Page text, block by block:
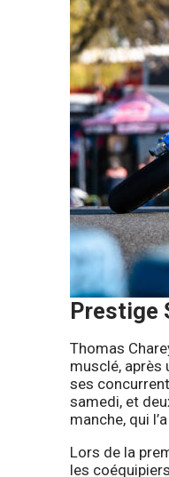
Prestige
Thomas
musclé, après
ses
samedi, et
manche, qui
Lors de la
les